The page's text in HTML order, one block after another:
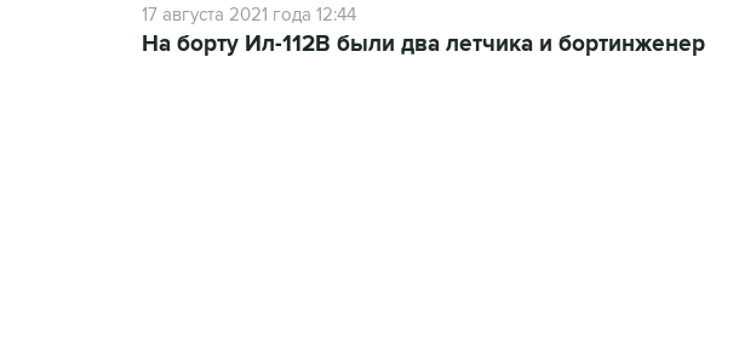
17 августа 2021 года 12:44
На борту Ил-112В были два летчика и бортинженер